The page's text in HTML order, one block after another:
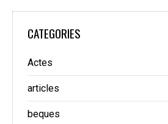
CATEGORIES
Actes
articles
beques